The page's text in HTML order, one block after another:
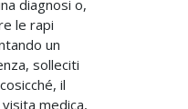
diagnosi o,
le rapi
un
solleciti
il
medica,